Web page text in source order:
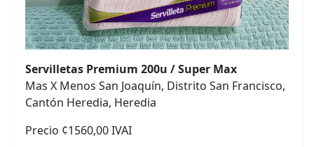
Servilletas Premium 200u / Super Max
Mas X Menos San Joaquín, Distrito San Francisco,
Cantón Heredia, Heredia
Precio ¢1560,00 IVAI